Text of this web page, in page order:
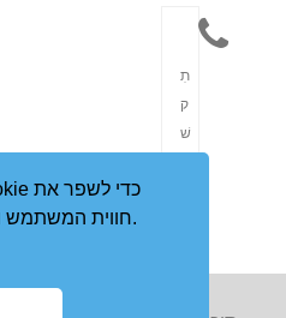
חווית המשתמש ולאפשר לאתר לפעול ביעילות.
תִ
ק
שׁ